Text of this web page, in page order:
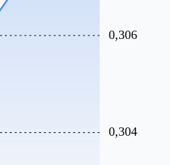
0,304
0,306